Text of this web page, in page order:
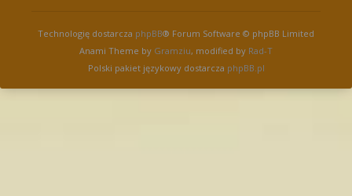
Technologię dostarcza phpBB® Forum Software © phpBB Limited
Anami Theme by Gramziu, modified by Rad-T
Polski pakiet językowy dostarcza phpBB.pl